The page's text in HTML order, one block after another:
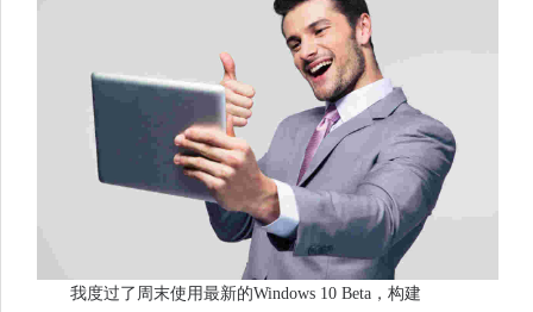
我度过了周末使用最新的Windows 10 Beta，构建